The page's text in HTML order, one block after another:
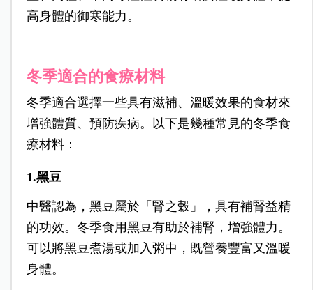
高身體的御寒能力。
冬季適合的食療材料
冬季適合選擇一些具有滋補、溫暖效果的食材來
增強體質、預防疾病。以下是幾種常見的冬季食
療材料：
1.黑豆
中醫認為，黑豆屬於「腎之穀」，具有補腎益精
的功效。冬季食用黑豆有助於補腎，增強體力。
可以將黑豆煮湯或加入粥中，既營養豐富又溫暖
身體。